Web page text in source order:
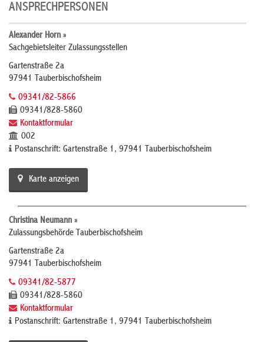
ANSPRECHPERSONEN
Alexander Horn »
Sachgebietsleiter Zulassungsstellen
Gartenstraße 2a
97941 Tauberbischofsheim
09341/82-5866
09341/828-5860
Kontaktformular
002
Postanschrift: Gartenstraße 1, 97941 Tauberbischofsheim
Karte anzeigen
Christina Neumann »
Zulassungsbehörde Tauberbischofsheim
Gartenstraße 2a
97941 Tauberbischofsheim
09341/82-5877
09341/828-5860
Kontaktformular
Postanschrift: Gartenstraße 1, 97941 Tauberbischofsheim